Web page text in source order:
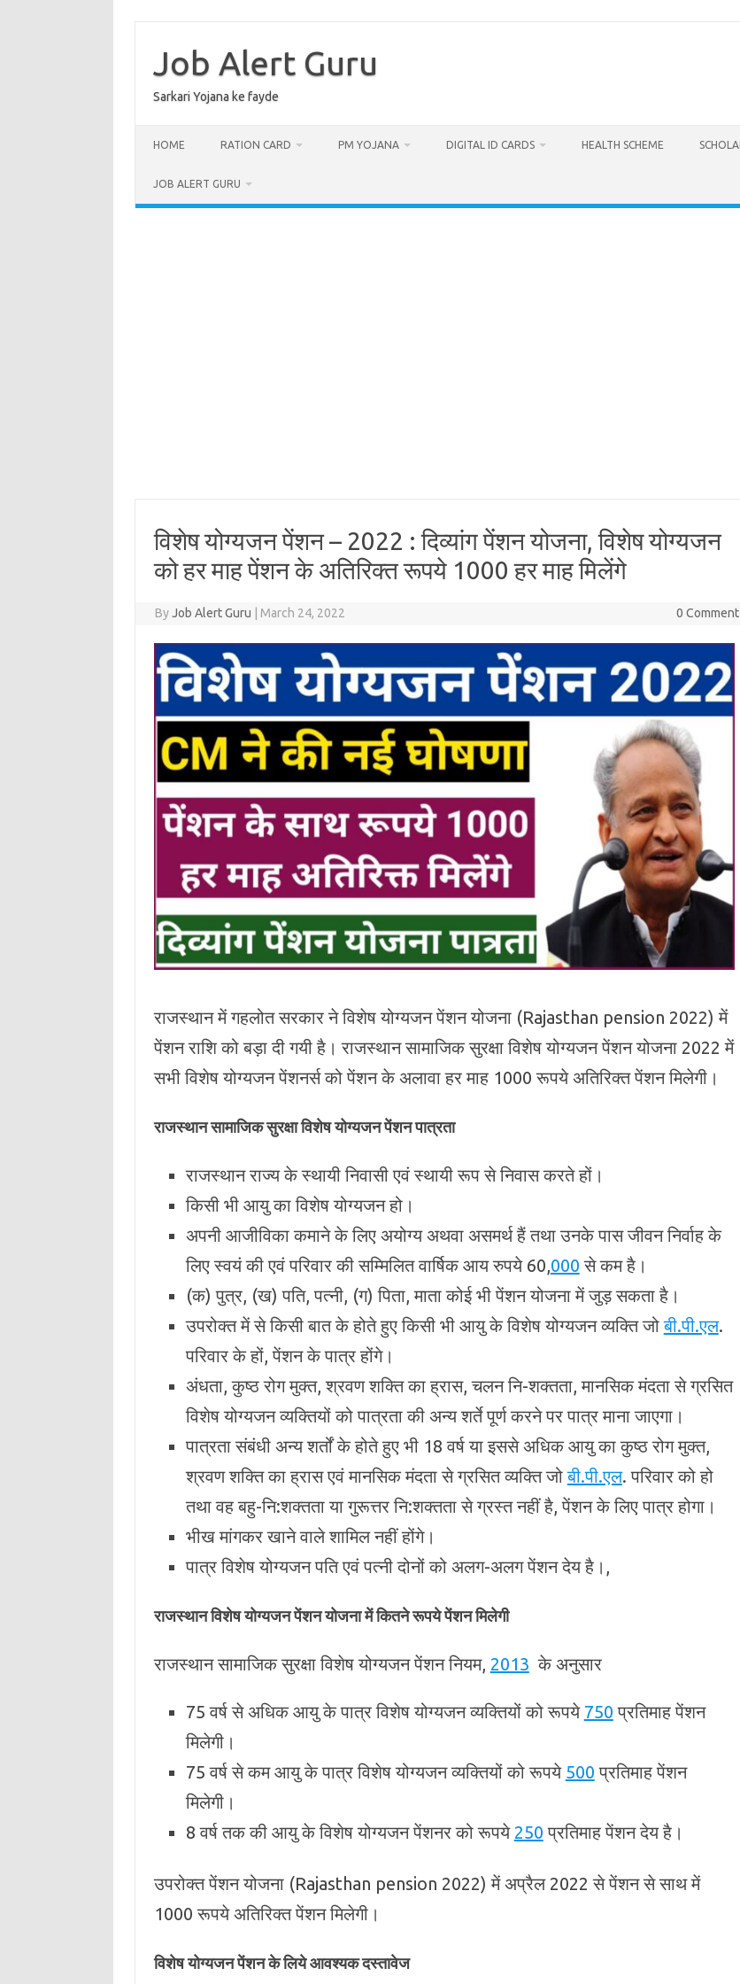
content
Job Alert Guru
Sarkari Yojana ke fayde
HOME RATION CARD PM YOJANA DIGITAL ID CARDS HEALTH SCHEME
JOB ALERT GURU
विशेष योग्यजन पेंशन – 2022 : दिव्यांग पेंशन योजना, विशेष योग्यजन
को हर माह पेंशन के अतिरिक्त रूपये 1000 हर माह मिलेंगे
ByJob Alert Guru March 24, 2022 0 Comment
राजस्थान में गहलोत सरकार ने विशेष योग्यजन पेंशन योजना (Rajasthan pension 2022) में
पेंशन राशि को बड़ा दी गयी है। राजस्थान सामाजिक सुरक्षा विशेष योग्यजन पेंशन योजना 2022 में
सभी विशेष योग्यजन पेंशनर्स को पेंशन के अलावा हर माह 1000 रूपये अतिरिक्त पेंशन मिलेगी।
राजस्‍थान सामाजिक सुरक्षा विशेष योग्‍यजन पेंशन पात्रता
राजस्‍थान राज्‍य के स्‍थायी निवासी एवं स्‍थायी रूप से निवास करते हों।
किसी भी आयु का विशेष योग्‍यजन हो।
अपनी आजीविका कमाने के लिए अयोग्‍य अथवा असमर्थ हैं तथा उनके पास जीवन निर्वाह के
लिए स्‍वयं की एवं परिवार की सम्मिलित वार्षिक आय रुपये 60,000 से कम है।
(क) पुत्र, (ख) पति, पत्‍नी, (ग) पिता, माता कोई भी पेंशन योजना में जुड़ सकता है।
उपरोक्‍त में से किसी बात के होते हुए किसी भी आयु के विशेष योग्‍यजन व्‍यक्ति जोबी.पी.एल.
परिवार के हों, पेंशन के पात्र होंगे।
अंधता, कुष्‍ठ रोग मुक्त, श्रवण शक्ति का ह्रास, चलन नि-शक्तता, मानसिक मंदता से ग्रसित
विशेष योग्‍यजन व्‍यक्तियों को पात्रता की अन्‍य शर्ते पूर्ण करने पर पात्र माना जाएगा।
पात्रता संबंधी अन्‍य शर्तों के होते हुए भी 18 वर्ष या इससे अधिक आयु का कुष्‍ठ रोग मुक्त,
श्रवण शक्ति का ह्रास एवं मानसिक मंदता से ग्रसित व्‍यक्ति जोबी.पी.एल. परिवार को हो
तथा वह बहु-नि:शक्तता या गुरूत्तर नि:शक्तता से ग्रस्‍त नहीं है, पेंशन के लिए पात्र होगा।
भीख मांगकर खाने वाले शामिल नहीं होंगे।
पात्र विशेष योग्‍यजन पति एवं पत्‍नी दोनों को अलग-अलग पेंशन देय है।,
राजस्थान विशेष योग्यजन पेंशन योजना में कितने रूपये पेंशन मिलेगी
राजस्‍थान सामाजिक सुरक्षा विशेष योग्‍यजन पेंशन नियम, 2013 के अनुसार
75 वर्ष से अधिक आयु के पात्र विशेष योग्‍यजन व्‍यक्तियों को रूपये 750 प्रतिमाह पेंशन
मिलेगी।
75 वर्ष से कम आयु के पात्र विशेष योग्‍यजन व्‍यक्तियों को रूपये 500 प्रतिमाह पेंशन
मिलेगी।
8 वर्ष तक की आयु के विशेष योग्‍यजन पेंशनर को रूपये 250 प्रतिमाह पेंशन देय है।
उपरोक्त पेंशन योजना (Rajasthan pension 2022) में अप्रैल 2022 से पेंशन से साथ में
1000 रूपये अतिरिक्त पेंशन मिलेगी।
विशेष योग्यजन पेंशन के लिये आवश्यक दस्तावेज